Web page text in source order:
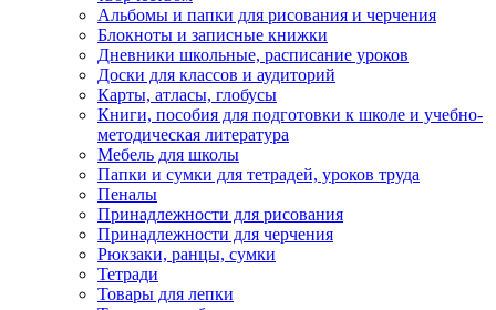
Альбомы и папки для рисования и черчения
Блокноты и записные книжки
Дневники школьные, расписание уроков
Доски для классов и аудиторий
Карты, атласы, глобусы
Книги, пособия для подготовки к школе и учебно-
методическая литература
Мебель для школы
Папки и сумки для тетрадей, уроков труда
Пеналы
Принадлежности для рисования
Принадлежности для черчения
Рюкзаки, ранцы, сумки
Тетради
Товары для лепки